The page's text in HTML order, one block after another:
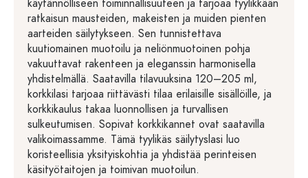
käytännölliseen toiminnallisuuteen ja tarjoaa tyylikkään
ratkaisun mausteiden, makeisten ja muiden pienten
aarteiden säilytykseen. Sen tunnistettava
kuutiomainen muotoilu ja neliönmuotoinen pohja
vakuuttavat rakenteen ja eleganssin harmonisella
yhdistelmällä. Saatavilla tilavuuksina 120–205 ml,
korkkilasi tarjoaa riittävästi tilaa erilaisille sisällöille, ja
korkkikaulus takaa luonnollisen ja turvallisen
sulkeutumisen. Sopivat korkkikannet ovat saatavilla
valikoimassamme. Tämä tyylikäs säilytyslasi luo
koristeellisia yksityiskohtia ja yhdistää perinteisen
käsityötaitojen ja toimivan muotoilun.